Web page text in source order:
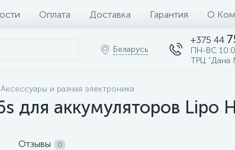
Оплата Доставка Гарантия О
Беларусь
+375 44
ПН-ВС
ТРЦ "Дана
Аксессуары и разная электроника
для аккумуляторов Lipo
Отзывы 0